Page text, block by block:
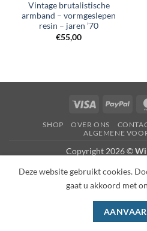
Vintage brutalistische
armband – vormgeslepen
resin – jaren ’70
€55,00
Visa
SHOP OVER ONS
ALGEMENE
Copyright 2026 ©
Deze website gebruikt cookies.
gaat u akkoord met